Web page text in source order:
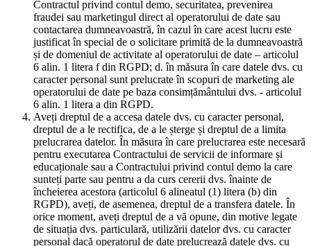
Contractul privind contul demo, securitatea, prevenirea
fraudei sau marketingul direct al operatorului de date sau
contactarea dumneavoastră, în cazul în care acest lucru este
justificat în special de o solicitare primită de la dumneavoastră
și de domeniul de activitate al operatorului de date – articolul
6 alin. 1 litera f din RGPD; d. în măsura în care datele dvs. cu
caracter personal sunt prelucrate în scopuri de marketing ale
operatorului de date pe baza consimțământului dvs. - articolul
6 alin. 1 litera a din RGPD.
Aveți dreptul de a accesa datele dvs. cu caracter personal,
dreptul de a le rectifica, de a le șterge și dreptul de a limita
prelucrarea datelor. În măsura în care prelucrarea este necesară
pentru executarea Contractului de servicii de informare și
educaționale sau a Contractului privind contul demo la care
sunteți parte sau pentru a da curs cererii dvs. înainte de
încheierea acestora (articolul 6 alineatul (1) litera (b) din
RGPD), aveți, de asemenea, dreptul de a transfera datele. În
orice moment, aveți dreptul de a vă opune, din motive legate
de situația dvs. particulară, utilizării datelor dvs. cu caracter
personal dacă operatorul de date prelucrează datele dvs. cu